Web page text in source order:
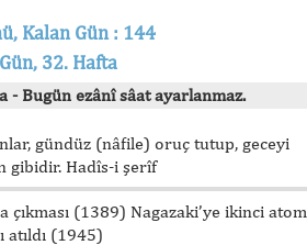
Kalan Gün : 144
32. Hafta
- Bugün ezânî sâat ayarlanmaz.
gündüz (nâfile) oruç tutup, geceyi
gibidir. Hadîs-i şerîf
çıkması (1389) Nagazaki’ye ikinci atom
atıldı (1945)